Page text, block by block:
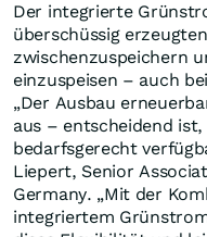
Der integrierte
überschüssig
zwischenzuspeichern
einzuspeisen – auch
„Der Ausbau
aus – entscheidend
bedarfsgerecht
Liepert, Senior
Germany. „Mit der
integriertem